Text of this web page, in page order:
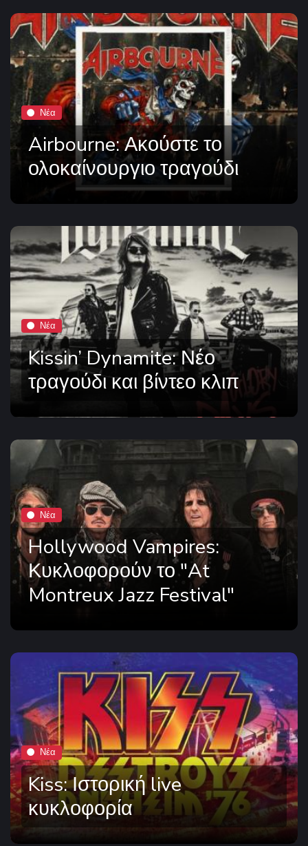
Νέα
Airbourne: Ακούστε το
ολοκαίνουργιο τραγούδι
Νέα
Kissin’ Dynamite: Νέο
τραγούδι και βίντεο κλιπ
Νέα
Hollywood Vampires:
Κυκλοφορούν το "At
Montreux Jazz Festival"
Νέα
Kiss: Ιστορική live
κυκλοφορία